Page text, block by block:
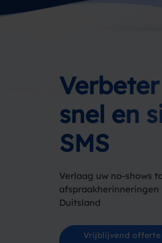
snel en
SMS
Verlaag uw no-shows
afspraakherinneringen
Duitsland
Vrijblijvend offerte